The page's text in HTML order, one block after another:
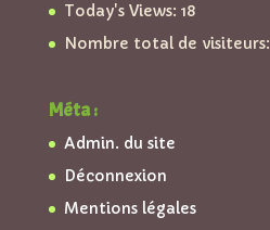
Today's Views: 18
Nombre total de visiteurs:
Méta :
Admin. du site
Déconnexion
Mentions légales